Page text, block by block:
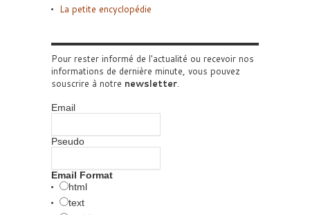
La petite encyclopédie
Pour rester informé de l'actualité ou recevoir nos
informations de dernière minute, vous pouvez
souscrire à notre newsletter.
Email
Pseudo
Email Format
html
text